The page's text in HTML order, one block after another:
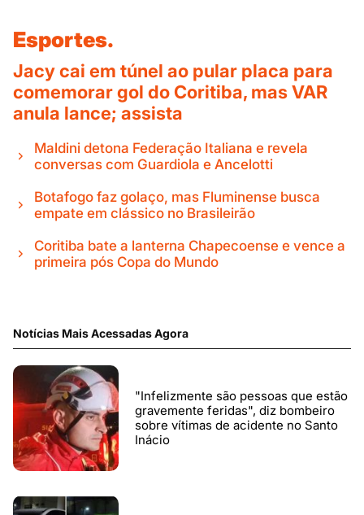
Esportes.
Jacy cai em túnel ao pular placa para
comemorar gol do Coritiba, mas VAR
anula lance; assista
Maldini detona Federação Italiana e revela
conversas com Guardiola e Ancelotti
Botafogo faz golaço, mas Fluminense busca
empate em clássico no Brasileirão
Coritiba bate a lanterna Chapecoense e vence a
primeira pós Copa do Mundo
Notícias Mais Acessadas Agora
"Infelizmente são pessoas que estão
gravemente feridas", diz bombeiro
sobre vítimas de acidente no Santo
Inácio